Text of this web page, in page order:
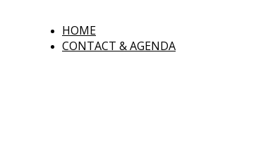
HOME
CONTACT & AGENDA